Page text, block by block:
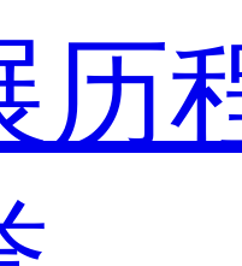
历